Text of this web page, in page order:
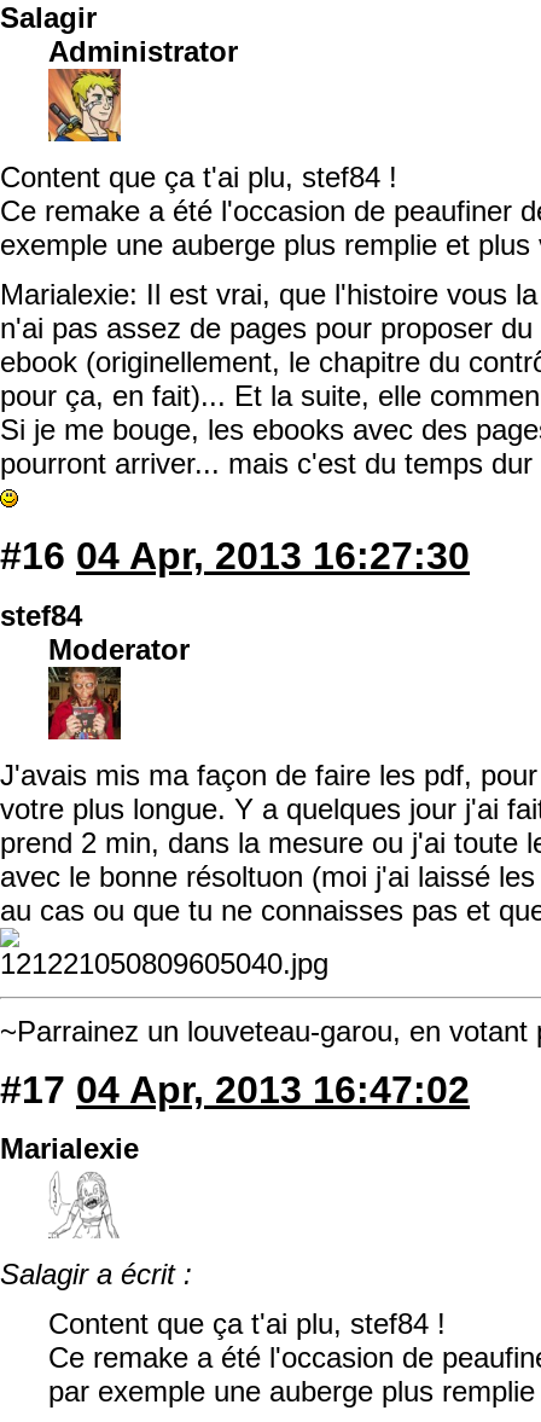
Salagir
Administrator
Content que ça t'ai plu, stef84 !
Ce remake a été l'occasion de peaufiner
exemple une auberge plus remplie et plus
Marialexie: Il est vrai, que l'histoire vous
n'ai pas assez de pages pour proposer
ebook (originellement, le chapitre du
pour ça, en fait)... Et la suite, elle
Si je me bouge, les ebooks avec des
pourront arriver... mais c'est du temps
#16 04 Apr, 2013 16:27:30
stef84
Moderator
J'avais mis ma façon de faire les pdf,
votre plus longue. Y a quelques jour j'ai
prend 2 min, dans la mesure ou j'ai toute
avec le bonne résoltuon (moi j'ai laissé
au cas ou que tu ne connaisses pas et
~Parrainez un louveteau-garou, en
#17 04 Apr, 2013 16:47:02
Marialexie
Salagir a écrit :
Content que ça t'ai plu, stef84 !
Ce remake a été l'occasion de
par exemple une auberge plus